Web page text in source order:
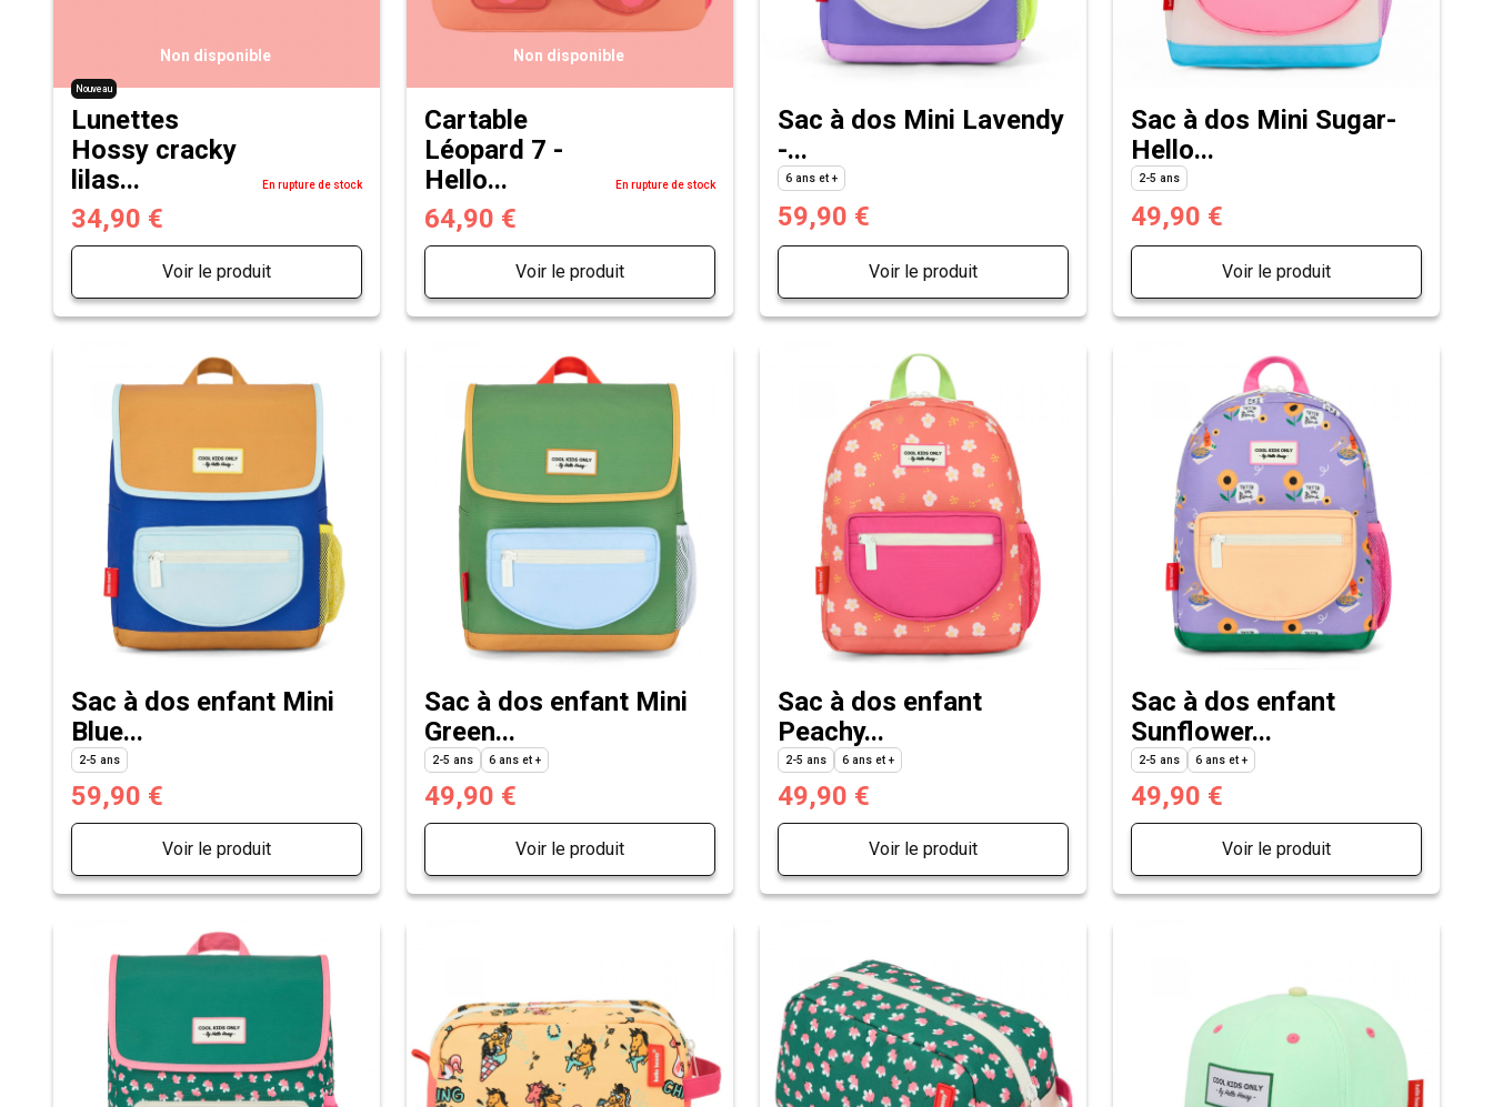
Non disponible
Nouveau
Lunettes
Hossy cracky
lilas...
En rupture de stock
34,90 €
Voir le produit
Non disponible
Cartable
Léopard 7 -
Hello...
En rupture de stock
64,90 €
Voir le produit
Sac à dos Mini Lavendy
-...
6 ans et +
59,90 €
Voir le produit
Sac à dos Mini Sugar-
Hello...
2-5 ans
49,90 €
Voir le produit
Sac à dos enfant Mini
Blue...
2-5 ans
59,90 €
Voir le produit
Sac à dos enfant Mini
Green...
2-5 ans 6 ans et +
49,90 €
Voir le produit
Sac à dos enfant
Peachy...
2-5 ans 6 ans et +
49,90 €
Voir le produit
Sac à dos enfant
Sunflower...
2-5 ans 6 ans et +
49,90 €
Voir le produit